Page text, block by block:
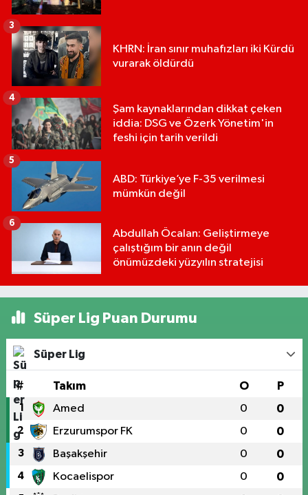
KHRN: İran sınır muhafızları iki Kürdü
vurarak öldürdü
3
Şam kaynaklarından dikkat çeken
iddia: DSG ve Özerk Yönetim'in
feshi için tarih verildi
4
ABD: Türkiye’ye F-35 verilmesi
mümkün değil
5
Abdullah Öcalan: Geliştirmeye
çalıştığım bir anın değil
önümüzdeki yüzyılın stratejisi
6
Süper Lig Puan Durumu
Süper Lig
# Takım O P
1 Amed 0 0
2 Erzurumspor FK 0 0
3 Başakşehir 0 0
4 Kocaelispor 0 0